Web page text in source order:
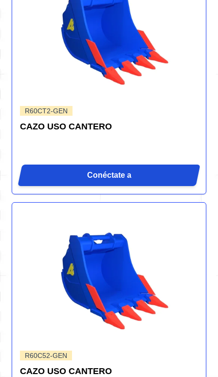
R60CT2-GEN
CAZO USO CANTERO
Conéctate a
R60C52-GEN
CAZO USO CANTERO